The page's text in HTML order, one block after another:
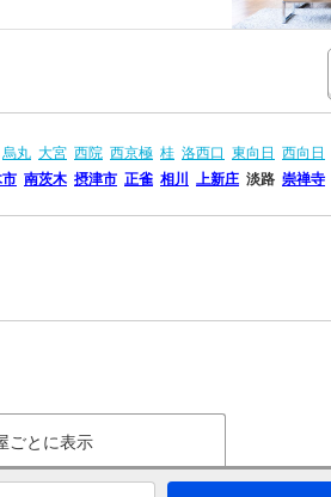
烏丸 大宮 西院 西京極 桂 洛西口 東向日 西向日
南茨木 摂津市 正雀 相川 上新庄 淡路 崇禅寺
ごとに表示